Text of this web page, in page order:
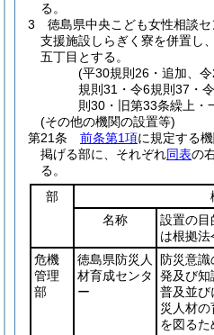
る。
3
徳島県中央こども女性相談
支援施設しらぎく寮を併置し
五丁目とする。
(平30規則26・追加、
規則31・令6規則37・
則30・旧第33条繰上・
(その他の機関の設置等)
第21条
前条第1項に規定する機
掲げる部に、それぞれ同表の
る。
部
名称
設置の目
は根拠法
危機
管理
部
徳島県防災人
材育成センタ
ー
防災意識
発及び知
普及並び
災人材の
を図るた